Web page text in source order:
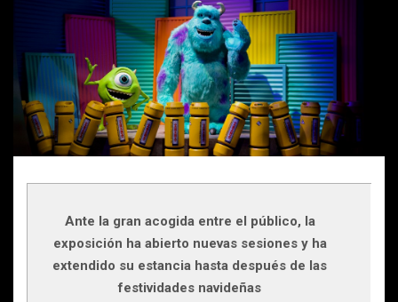
Ante la gran acogida entre el público, la
exposición ha abierto nuevas sesiones y ha
extendido su estancia hasta después de las
festividades navideñas